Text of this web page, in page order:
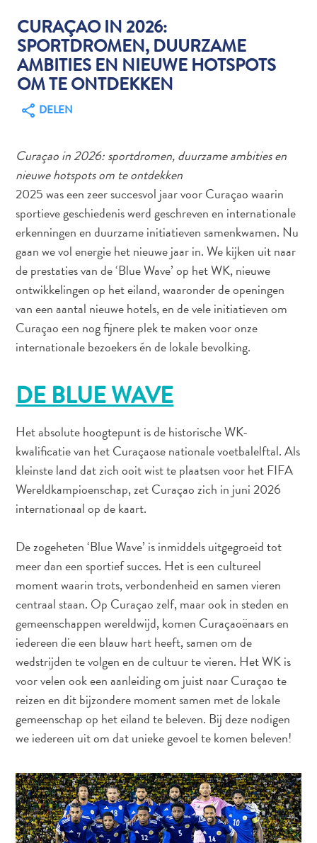
Autoverhuur
Bezienswaardigheden
Diversen
Duik-
Duikoperators
Eten
en
drinken
Kunst
en
cultuur
Landactiviteiten
Nachtleven
en
parken
Sauna
en
wellness
golf
Taxidiensten
Tours
Wateractiviteiten
Winkelgebieden
Waar
te
verblijven
CURAÇAO IN 2026:
SPORTDROMEN, DUURZAME
AMBITIES EN NIEUWE HOTSPOTS
OM TE ONTDEKKEN
DELEN
Curaçao in 2026: sportdromen, duurzame ambities en
nieuwe hotspots om te ontdekken
2025 was een zeer succesvol jaar voor Curaçao waarin
sportieve geschiedenis werd geschreven en internationale
erkenningen en duurzame initiatieven samenkwamen. Nu
gaan we vol energie het nieuwe jaar in. We kijken uit naar
de prestaties van de ‘Blue Wave’ op het WK, nieuwe
ontwikkelingen op het eiland, waaronder de openingen
van een aantal nieuwe hotels, en de vele initiatieven om
Curaçao een nog fijnere plek te maken voor onze
internationale bezoekers én de lokale bevolking.
DE BLUE WAVE
Het absolute hoogtepunt is de historische WK-
kwalificatie van het Curaçaose nationale voetbalelftal. Als
kleinste land dat zich ooit wist te plaatsen voor het FIFA
Wereldkampioenschap, zet Curaçao zich in juni 2026
internationaal op de kaart.
De zogeheten ‘Blue Wave’ is inmiddels uitgegroeid tot
meer dan een sportief succes. Het is een cultureel
moment waarin trots, verbondenheid en samen vieren
centraal staan. Op Curaçao zelf, maar ook in steden en
gemeenschappen wereldwijd, komen Curaçaoënaars en
iedereen die een blauw hart heeft, samen om de
wedstrijden te volgen en de cultuur te vieren. Het WK is
voor velen ook een aanleiding om juist naar Curaçao te
reizen en dit bijzondere moment samen met de lokale
gemeenschap op het eiland te beleven. Bij deze nodigen
we iedereen uit om dat unieke gevoel te komen beleven!